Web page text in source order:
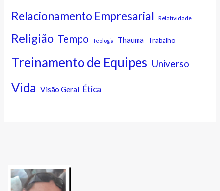
Relacionamento Empresarial Relatividade
Religião Tempo Teologia Thauma Trabalho
Treinamento de Equipes Universo
Vida Visão Geral Ética